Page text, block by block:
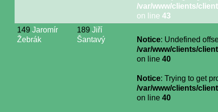
/var/www/clients/
on line 43
149 Jaromír
Žebrák
189 Jiří
Šantavý
Notice: Undefined
/var/www/clients/
on line 40
Notice: Trying to get
/var/www/clients/
on line 40